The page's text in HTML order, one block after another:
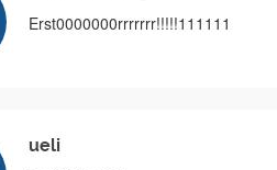
Erst0000000rrrrrrr!!!!!111111
ueli